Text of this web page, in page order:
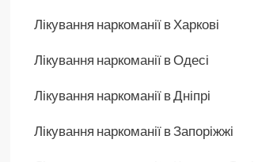
Лікування наркоманії в Харкові
Лікування наркоманії в Одесі
Лікування наркоманії в Дніпрі
Лікування наркоманії в Запоріжжі